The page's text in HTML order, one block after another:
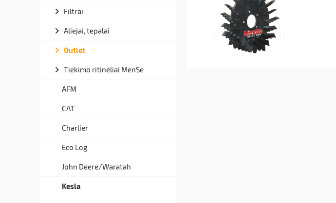
Filtrai
Aliejai, tepalai
Outlet
Tiekimo ritinėliai MenSe
AFM
CAT
Charlier
Eco Log
John Deere/Waratah
Kesla